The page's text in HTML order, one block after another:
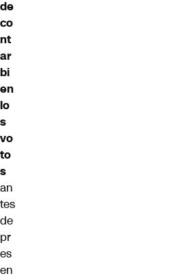
de
co
nt
ar
bi
en
lo
s
vo
to
s
an
tes
de
pr
es
en